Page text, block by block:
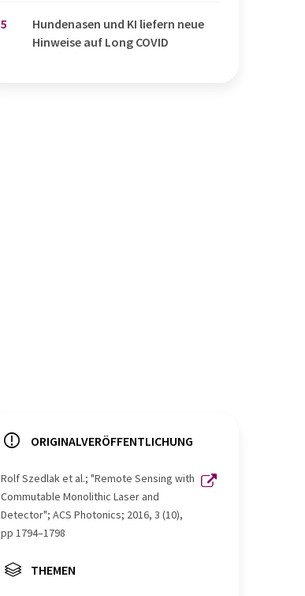
5
Hundenasen und KI liefern neue
Hinweise auf Long COVID
ORIGINALVERÖFFENTLICHUNG
Rolf Szedlak et al.; "Remote Sensing with
Commutable Monolithic Laser and
Detector"; ACS Photonics; 2016, 3 (10),
pp 1794–1798
THEMEN